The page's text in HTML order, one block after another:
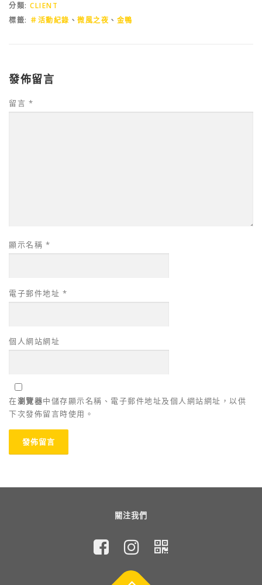
分類: CLIENT
標籤: ＃活動紀錄 、 微風之夜 、 金鴨
發佈留言
留言 *
顯示名稱 *
電子郵件地址 *
個人網站網址
在瀏覽器中儲存顯示名稱、電子郵件地址及個人網站網址，以供
下次發佈留言時使用。
關注我們